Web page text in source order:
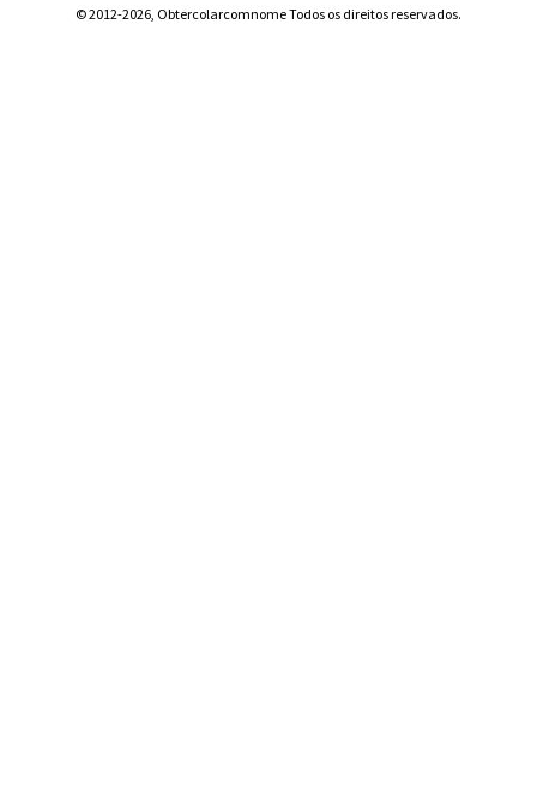
© 2012-2026, Obtercolarcomnome Todos os direitos reservados.